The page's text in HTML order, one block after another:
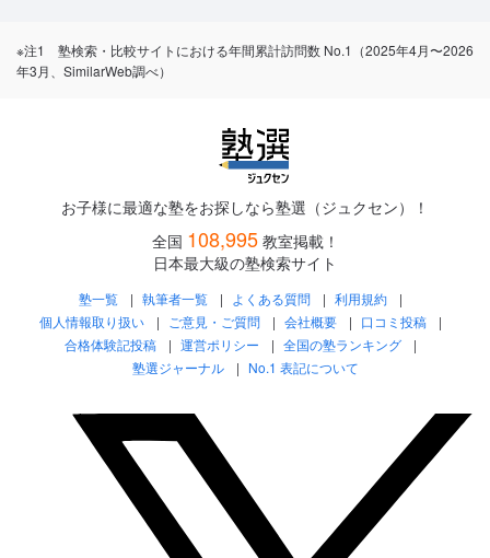
※注1 塾検索・比較サイトにおける年間累計訪問数 No.1（2025年4月〜2026
年3月、SimilarWeb調べ）
お子様に最適な塾をお探しなら塾選（ジュクセン）！
全国 108,995 教室掲載！
日本最大級の塾検索サイト
塾一覧 執筆者一覧 よくある質問
利用規約
個人情報取り扱い
ご意見・ご質問 会社概要
口コミ投稿
合格体験記投稿
運営ポリシー
全国の塾ランキング
塾選ジャーナル
No.1 表記について